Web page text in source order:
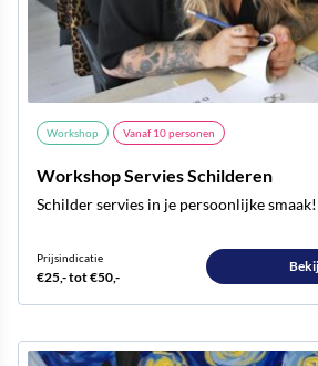
Workshop Vanaf10personen
Workshop Servies Schilderen
Schilder servies in je persoonlijke smaak!
Prijsindicatie
€25,- tot €50,-